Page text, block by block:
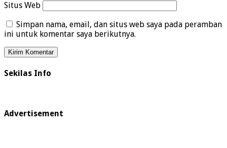
Situs Web
Simpan nama, email, dan situs web saya pada peramban
ini untuk komentar saya berikutnya.
Sekilas Info
Advertisement